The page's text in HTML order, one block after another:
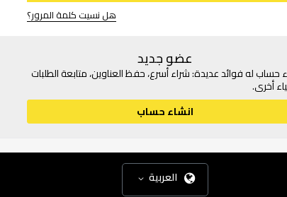
هل نسيت كلمة المرور؟
عضو جديد
حساب له فوائد عديدة: شراء أسرع، حفظ العناوين، متابعة الطلبات
أخرى.
انشاء حساب
العربية